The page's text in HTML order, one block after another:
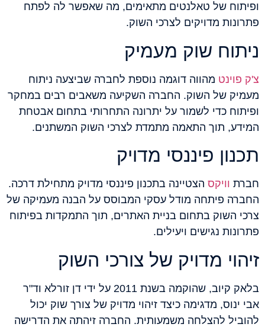
ופיתוח של טאלנטים מתאימים, מה שאפשר לה לפתח
פתרונות מדויקים לצרכי השוק.
ניתוח שוק מעמיק
צ'ק פוינט מהווה דוגמה נוספת לחברה שביצעה ניתוח
מעמיק של השוק. החברה השקיעה משאבים רבים במחקר
ופיתוח כדי לשמור על יתרונה התחרותי בתחום אבטחת
המידע, תוך התאמה מתמדת לצרכי השוק המשתנים.
תכנון פיננסי מדויק
חברת וויקס הצטיינה בתכנון פיננסי מדויק מתחילת דרכה.
החברה פיתחה מודל עסקי המבוסס על הבנה מעמיקה של
צרכי השוק בתחום בניית האתרים, תוך התמקדות בפיתוח
פתרונות נגישים ויעילים.
זיהוי מדויק של צורכי השוק
בלאק קיוב, שהוקמה בשנת 2011 על ידי דן זורלא וד"ר
אבי ינוס, מדגימה כיצד זיהוי מדויק של צורך שוק יכול
להוביל להצלחה משמעותית. החברה זיהתה את הדרישה